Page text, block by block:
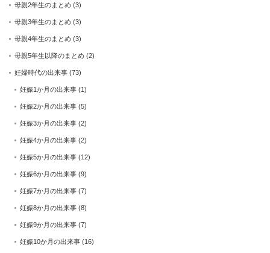
母親2年生のまとめ (3)
母親3年生のまとめ (3)
母親4年生のまとめ (3)
母親5年生以降のまとめ (2)
妊婦時代の出来事 (73)
妊娠1か月の出来事 (1)
妊娠2か月の出来事 (5)
妊娠3か月の出来事 (2)
妊娠4か月の出来事 (2)
妊娠5か月の出来事 (12)
妊娠6か月の出来事 (9)
妊娠7か月の出来事 (7)
妊娠8か月の出来事 (8)
妊娠9か月の出来事 (7)
妊娠10か月の出来事 (16)